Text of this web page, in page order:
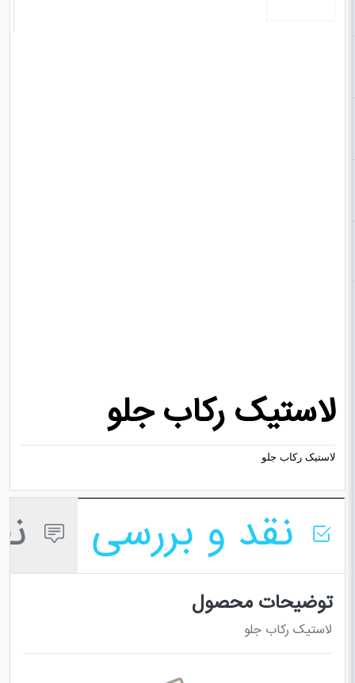
لاستیک رکاب جلو
لاستیک رکاب جلو
نقد و بررسی
توضیحات محصول
لاستیک رکاب جلو